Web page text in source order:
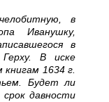
в
Иванушку,
в
В иске
книгам 1634 г.
Будет ли
давности